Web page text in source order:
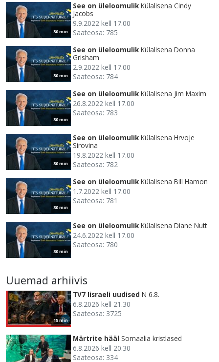
30 min
See on üleloomulik Külalisena Cindy
Jacobs
9.9.2022 kell 17.00
Saateosa: 785
30 min
See on üleloomulik Külalisena Donna
Grisham
2.9.2022 kell 17.00
Saateosa: 784
30 min
See on üleloomulik Külalisena Jim Maxim
26.8.2022 kell 17.00
Saateosa: 783
30 min
See on üleloomulik Külalisena Hrvoje
Sirovina
19.8.2022 kell 17.00
Saateosa: 782
30 min
See on üleloomulik Külalisena Bill Hamon
1.7.2022 kell 17.00
Saateosa: 781
30 min
See on üleloomulik Külalisena Diane Nutt
24.6.2022 kell 17.00
Saateosa: 780
Uuemad arhiivis
15 min
TV7 Iisraeli uudised N 6.8.
6.8.2026 kell 21.30
Saateosa: 3725
Märtrite hääl Somaalia kristlased
6.8.2026 kell 20.30
Saateosa: 334